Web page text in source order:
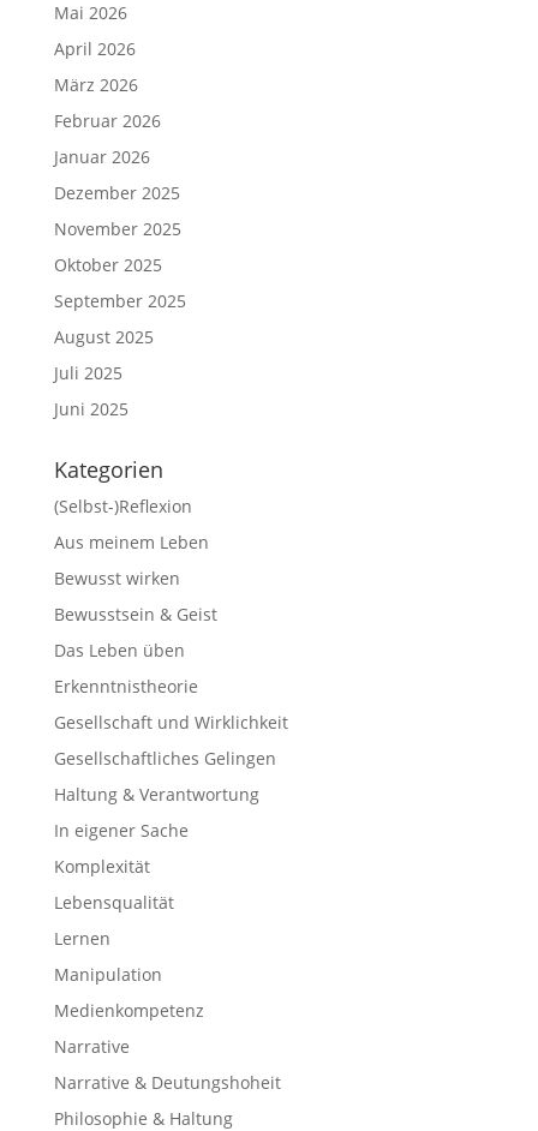
Mai 2026
April 2026
März 2026
Februar 2026
Januar 2026
Dezember 2025
November 2025
Oktober 2025
September 2025
August 2025
Juli 2025
Juni 2025
Kategorien
(Selbst-)Reflexion
Aus meinem Leben
Bewusst wirken
Bewusstsein & Geist
Das Leben üben
Erkenntnistheorie
Gesellschaft und Wirklichkeit
Gesellschaftliches Gelingen
Haltung & Verantwortung
In eigener Sache
Komplexität
Lebensqualität
Lernen
Manipulation
Medienkompetenz
Narrative
Narrative & Deutungshoheit
Philosophie & Haltung